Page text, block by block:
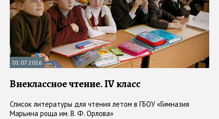
01.07.2016
Внеклассное чтение. IV класс
Список литературы для чтения летом в ГБОУ «Гимназия
Марьина роща им. В. Ф. Орлова»